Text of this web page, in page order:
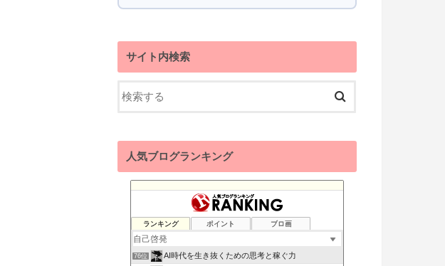
サイト内検索
人気ブログランキング
ランキング ポイント ブロ画
74位 普遍は変化する
75位 営業初心者応援ブログ
76位 AI時代を生き抜くための思考と稼ぐ力